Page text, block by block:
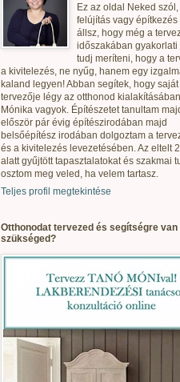
Ez az oldal Neked szól,
felújítás vagy építkezés
állsz, hogy még a
időszakában gyakorlati
tudj meríteni, hogy a
a kivitelezés, ne nyűg, hanem egy
kaland legyen! Abban segítek, hogy
tervezője légy az otthonod
Mónika vagyok. Építészetet tanultam
először pár évig építészirodában majd
belsőépítész irodában dolgoztam a
és a kivitelezés levezetésében. Az eltelt
alatt gyűjtött tapasztalatokat és szakmai
osztom meg veled, ha velem tartasz.
Teljes profil megtekintése
Otthonodat tervezed és segítségre van
szükséged?